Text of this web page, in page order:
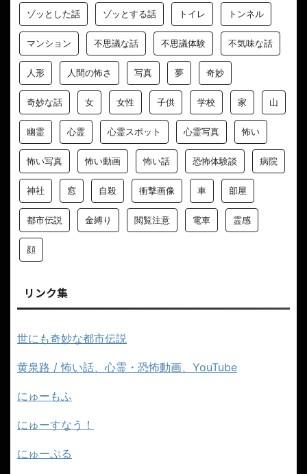
ゾッとした話 ゾッとする話 トイレ トンネル
マンション 不思議な話 不思議体験 不気味な話
人形 人間の怖さ 写真 夢 奇妙
奇妙な話 女 女性 子供 学校 家 山
幽霊 心霊 心霊スポット 心霊写真 怖い
怖い写真 怖い動画 怖い話 恐怖体験談 病院
神社 窓 自殺 衝撃画像 車 部屋
都市伝説 金縛り 閲覧注意 電車 霊感
顔
リンク集
世にも奇妙な都市伝説
黄泉路 / 怖い話、心霊・恐怖動画、YouTube
にゅーもふ
にゅーすなう！
にゅーぷる